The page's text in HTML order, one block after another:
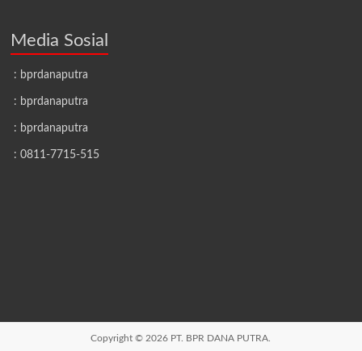
Media Sosial
: bprdanaputra
: bprdanaputra
: bprdanaputra
: 0811-7715-515
Copyright © 2026 PT. BPR DANA PUTRA.